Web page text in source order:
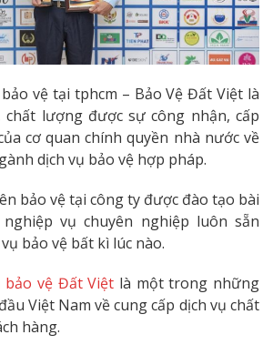
vệ tại tphcm – Bảo Vệ Đất Việt là
lượng được sự công nhận, cấp
cơ quan chính quyền nhà nước về
dịch vụ bảo vệ hợp pháp.
bảo vệ tại công ty được đào tạo bài
vụ chuyên nghiệp luôn sẵn
bảo vệ bất kì lúc nào.
bảo vệ Đất Việt là một trong những
Việt Nam về cung cấp dịch vụ chất
hàng.